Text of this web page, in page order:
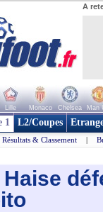
A
Lille Monaco Chelsea Man
1 L2/Coupes
Résultats & Classement |